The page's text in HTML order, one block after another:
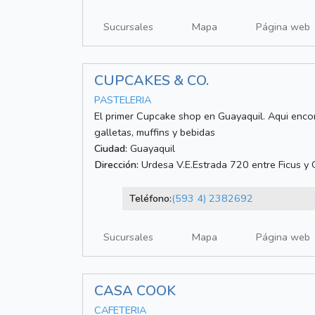
Sucursales Mapa Página web
CUPCAKES & CO.
PASTELERIA
El primer Cupcake shop en Guayaquil. Aqui
galletas, muffins y bebidas
Ciudad: Guayaquil
Dirección: Urdesa V.E.Estrada 720 entre Ficus y
Teléfono:(593 4) 2382692
Sucursales Mapa Página web
CASA COOK
CAFETERIA